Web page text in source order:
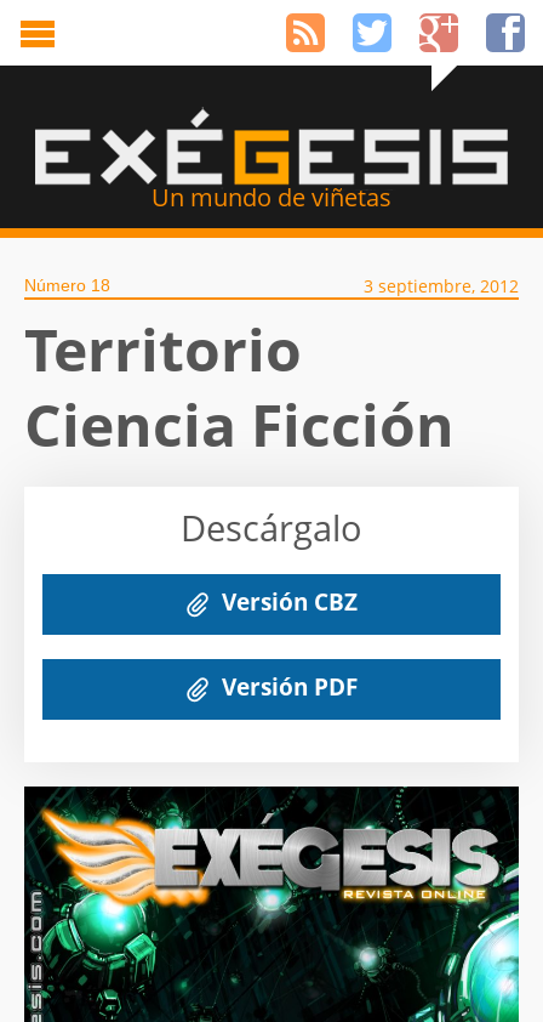
Un mundo de viñetas
Número 18 3 septiembre, 2012
Territorio
Ciencia Ficción
Descárgalo
Versión CBZ
Versión PDF